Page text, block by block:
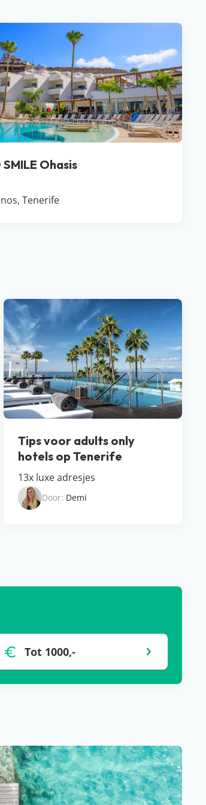
SMILE Ohasis
Tenerife
Tips voor adults only
hotels op Tenerife
13x luxe adresjes
Door: Demi
Tot 1000,-